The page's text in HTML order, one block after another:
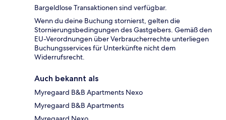
Bargeldlose Transaktionen sind verfügbar.
Wenn du deine Buchung stornierst, gelten die
Stornierungsbedingungen des Gastgebers. Gemäß den
EU-Verordnungen über Verbraucherrechte unterliegen
Buchungsservices für Unterkünfte nicht dem
Widerrufsrecht.
Auch bekannt als
Myregaard B&B Apartments Nexo
Myregaard B&B Apartments